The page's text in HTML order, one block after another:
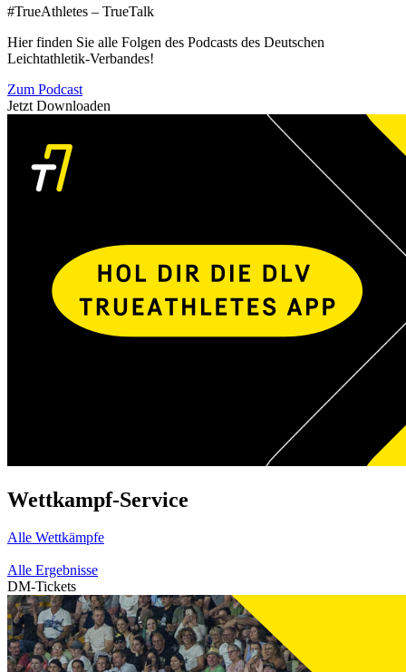
#TrueAthletes – TrueTalk
Hier finden Sie alle Folgen des Podcasts des Deutschen
Leichtathletik-Verbandes!
Zum Podcast
Jetzt Downloaden
Wettkampf-Service
Alle Wettkämpfe
Alle Ergebnisse
DM-Tickets